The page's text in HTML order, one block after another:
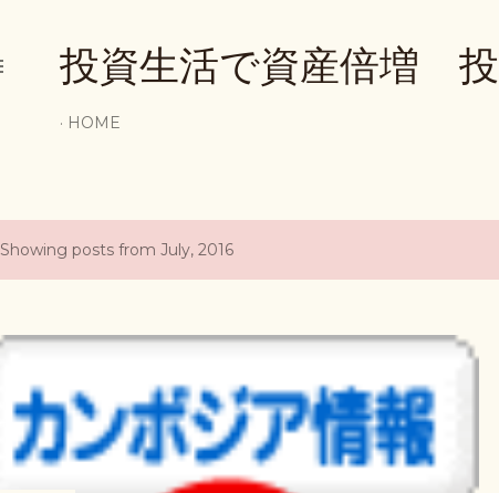
投資生活で資産倍増
HOME
Showing posts from July, 2016